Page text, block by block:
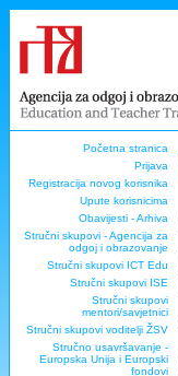
Početna stranica
Prijava
Registracija novog korisnika
Upute korisnicima
Obavijesti - Arhiva
Stručni skupovi - Agencija za
odgoj i obrazovanje
Stručni skupovi ICT Edu
Stručni skupovi ISE
Stručni skupovi
mentori/savjetnici
Stručni skupovi voditelji ŽSV
Stručno usavršavanje -
Europska Unija i Europski
fondovi